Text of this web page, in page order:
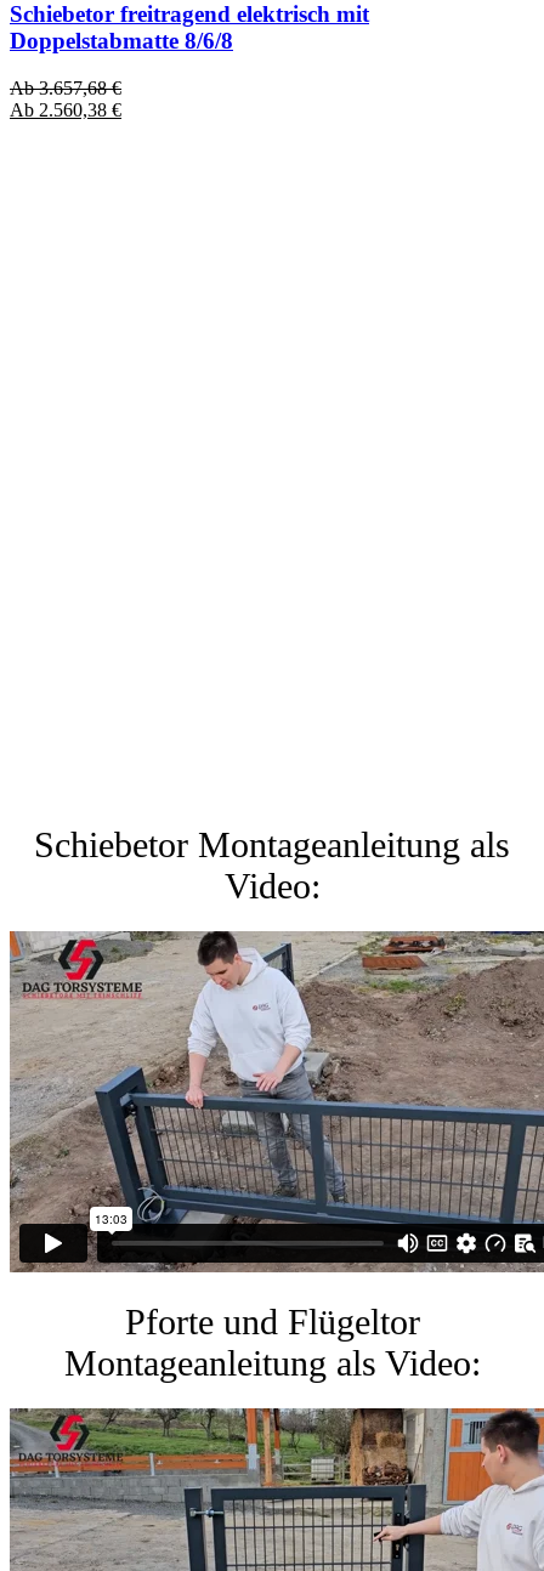
Schiebetor freitragend elektrisch mit
Doppelstabmatte 8/6/8
Ab3.657,68€
Ab 2.560,38 €
Schiebetor Montageanleitung als
Video:
Pforte und Flügeltor
Montageanleitung als Video: